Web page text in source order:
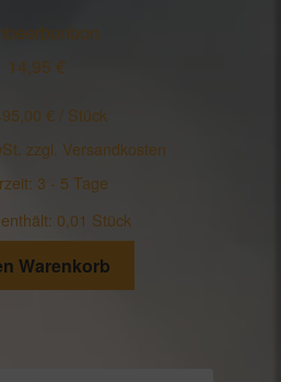
14,95 €
€ / Stück
zzgl. Versandkosten
3 - 5 Tage
0,01 Stück
Warenkorb